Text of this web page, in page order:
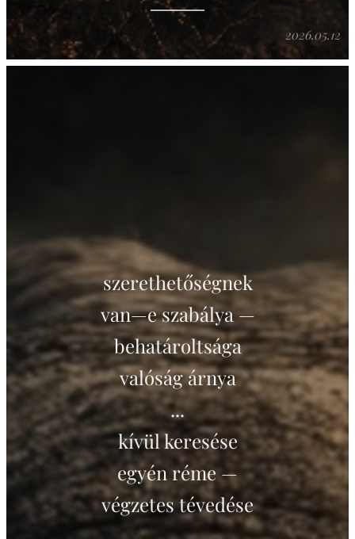
2026.05.12
szerethetőségnek
van—e szabálya —
behatároltsága
valóság árnya
...
kívül keresése
egyén réme —
végzetes tévedése